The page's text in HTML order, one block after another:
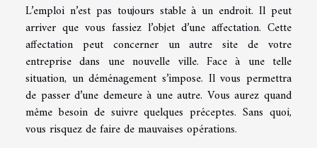
L’emploi n’est pas toujours stable à un endroit. Il peut
arriver que vous fassiez l’objet d’une affectation. Cette
affectation peut concerner un autre site de votre
entreprise dans une nouvelle ville. Face à une telle
situation, un déménagement s’impose. Il vous permettra
de passer d’une demeure à une autre. Vous aurez quand
même besoin de suivre quelques préceptes. Sans quoi,
vous risquez de faire de mauvaises opérations.